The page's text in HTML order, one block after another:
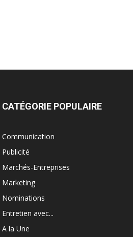
CATÉGORIE POPULAIRE
Communication
Publicité
Marchés-Entreprises
Marketing
Nominations
Entretien avec...
A la Une